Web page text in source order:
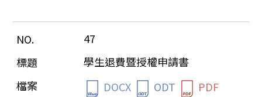
47
學生退費暨授權申請書
DOCX
ODT PDF